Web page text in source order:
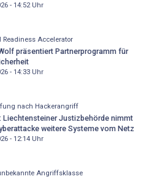
- 14:52Uhr
Readiness Accelerator
präsentiert Partnerprogramm für
- 14:33Uhr
nach Hackerangriff
Liechtensteiner Justizbehörde nimmt
weitere Systeme vom Netz
- 12:14Uhr
Angriffsklasse